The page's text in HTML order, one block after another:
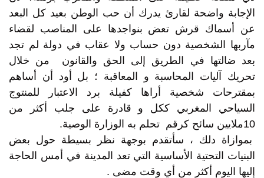
الإجابة واضحة لقارئ يدرك أن حب الوطن بعيد كل البعد
عن أسماك قرش تعض بنواجدها على المناصب لقضاء
مآربها الشخصية دون حساب ولا عقاب في دولة لم تجد
بعد ضالتها في الطريق إلى الحق والقانون من خلال
تحريك آليات المحاسبة و المعاقبة ؛ بل أود أن أساهم
بمقترحات شخصية أراها كفيلة برد الاعتبار للمنتوج
السياحي المغربي ككل و قادرة على جلب أكثر من
10ملايين سائح كرقم تحلم به الوزارة الوصية.
بموازاة دلك ، سأتقدم بوجهة نظر بسيطة حول بعض
البنيات التحتية الأساسية التي تعد المدينة في أمس الحاجة
إليها اليوم أكثر من أي وقت مضى .